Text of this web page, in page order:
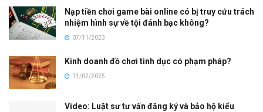
Nạp tiền chơi game bài online có bị truy cứu trách
nhiệm hình sự về tội đánh bạc không?
07/11/2023
Kinh doanh đồ chơi tình dục có phạm pháp?
11/02/2025
Video: Luật sư tư vấn đăng ký và bảo hộ kiểu